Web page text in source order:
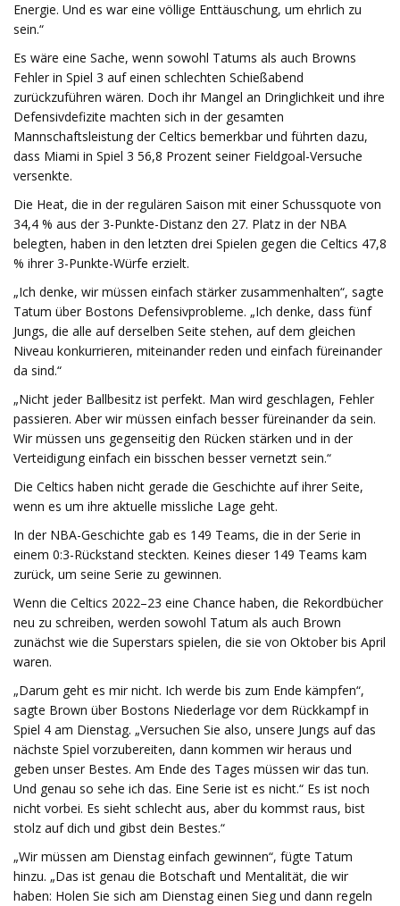
Energie. Und es war eine völlige Enttäuschung, um ehrlich zu
sein.“
Es wäre eine Sache, wenn sowohl Tatums als auch Browns
Fehler in Spiel 3 auf einen schlechten Schießabend
zurückzuführen wären. Doch ihr Mangel an Dringlichkeit und ihre
Defensivdefizite machten sich in der gesamten
Mannschaftsleistung der Celtics bemerkbar und führten dazu,
dass Miami in Spiel 3 56,8 Prozent seiner Fieldgoal-Versuche
versenkte.
Die Heat, die in der regulären Saison mit einer Schussquote von
34,4 % aus der 3-Punkte-Distanz den 27. Platz in der NBA
belegten, haben in den letzten drei Spielen gegen die Celtics 47,8
% ihrer 3-Punkte-Würfe erzielt.
„Ich denke, wir müssen einfach stärker zusammenhalten“, sagte
Tatum über Bostons Defensivprobleme. „Ich denke, dass fünf
Jungs, die alle auf derselben Seite stehen, auf dem gleichen
Niveau konkurrieren, miteinander reden und einfach füreinander
da sind.“
„Nicht jeder Ballbesitz ist perfekt. Man wird geschlagen, Fehler
passieren. Aber wir müssen einfach besser füreinander da sein.
Wir müssen uns gegenseitig den Rücken stärken und in der
Verteidigung einfach ein bisschen besser vernetzt sein.“
Die Celtics haben nicht gerade die Geschichte auf ihrer Seite,
wenn es um ihre aktuelle missliche Lage geht.
In der NBA-Geschichte gab es 149 Teams, die in der Serie in
einem 0:3-Rückstand steckten. Keines dieser 149 Teams kam
zurück, um seine Serie zu gewinnen.
Wenn die Celtics 2022–23 eine Chance haben, die Rekordbücher
neu zu schreiben, werden sowohl Tatum als auch Brown
zunächst wie die Superstars spielen, die sie von Oktober bis April
waren.
„Darum geht es mir nicht. Ich werde bis zum Ende kämpfen“,
sagte Brown über Bostons Niederlage vor dem Rückkampf in
Spiel 4 am Dienstag. „Versuchen Sie also, unsere Jungs auf das
nächste Spiel vorzubereiten, dann kommen wir heraus und
geben unser Bestes. Am Ende des Tages müssen wir das tun.
Und genau so sehe ich das. Eine Serie ist es nicht.“ Es ist noch
nicht vorbei. Es sieht schlecht aus, aber du kommst raus, bist
stolz auf dich und gibst dein Bestes.“
„Wir müssen am Dienstag einfach gewinnen“, fügte Tatum
hinzu. „Das ist genau die Botschaft und Mentalität, die wir
haben: Holen Sie sich am Dienstag einen Sieg und dann regeln